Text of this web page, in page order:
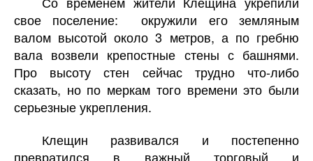
свое поселение: окружили его земляным
валом высотой около 3 метров, а по гребню
вала возвели крепостные стены с башнями.
Про высоту стен сейчас трудно что-либо
сказать, но по меркам того времени это были
серьезные укрепления.
Клещин развивался и постепенно
превратился в важный торговый и